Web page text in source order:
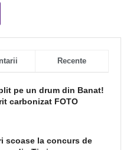
Recente
pe un drum din Banat!
carbonizat FOTO
scoase la concurs de